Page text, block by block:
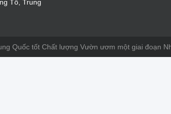
Tô, Trung
Quốc tốt Chất lượng Vườn ươm một giai đoạn